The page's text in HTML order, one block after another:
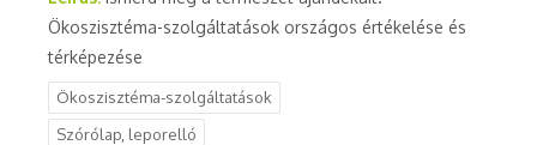
Ökoszisztéma-szolgáltatások országos értékelése és
térképezése
Ökoszisztéma-szolgáltatások
Szórólap, leporelló